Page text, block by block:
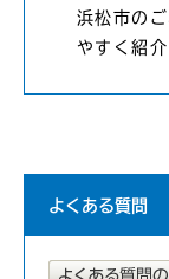
浜松市の
やすく紹介
よくある質問